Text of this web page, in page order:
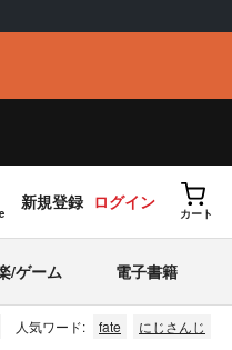
新規登録 ログイン
カート
/ゲーム 電子書籍
人気ワード: fate にじさんじ